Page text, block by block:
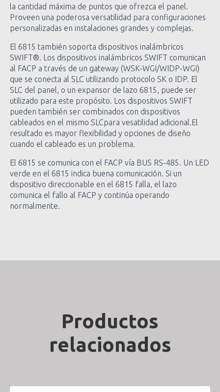
la cantidad máxima de puntos que ofrezca el panel.
Proveen una poderosa versatilidad para configuraciones
personalizadas en instalaciones grandes y complejas.
El 6815 también soporta dispositivos inalámbricos
SWIFT®. Los dispositivos inalámbricos SWIFT comunican
al FACP a través de un gateway (WSK-WGI/WIDP-WGI)
que se conecta al SLC utilizando protocolo SK o IDP. El
SLC del panel, o un expansor de lazo 6815, puede ser
utilizado para este propósito. Los dispositivos SWIFT
pueden también ser combinados con dispositivos
cableados en el mismo SLCpara vesatilidad adicional.El
resultado es mayor flexibilidad y opciones de diseño
cuando el cableado es un problema.
El 6815 se comunica con el FACP vía BUS RS-485. Un LED
verde en el 6815 indica buena comunicación. Si un
dispositivo direccionable en el 6815 falla, el lazo
comunica el fallo al FACP y continúa operando
normalmente.
Productos
relacionados